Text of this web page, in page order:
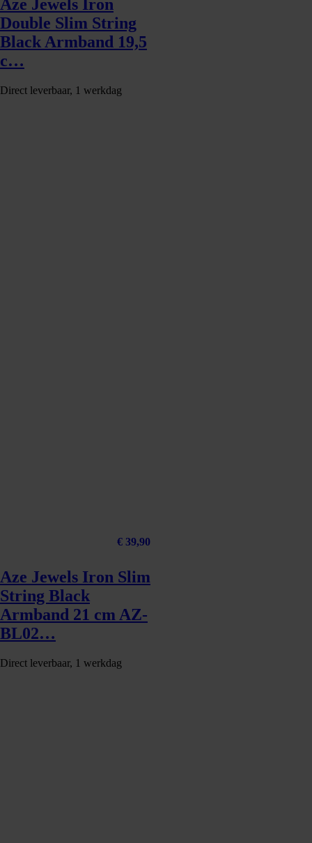
Aze Jewels Iron
Double Slim String
Black Armband 19,5
c…
Direct leverbaar, 1 werkdag
€ 39,90
Aze Jewels Iron Slim
String Black
Armband 21 cm AZ-
BL02…
Direct leverbaar, 1 werkdag